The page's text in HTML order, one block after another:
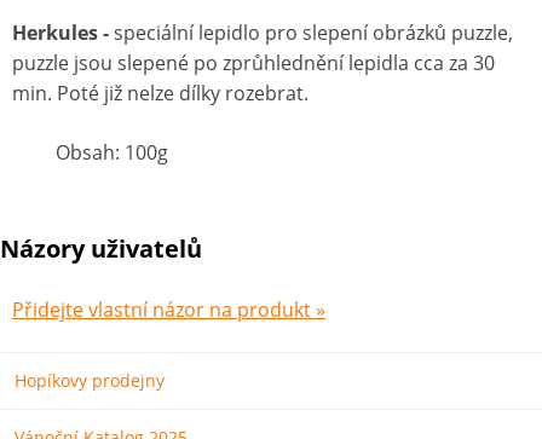
Herkules -speciální lepidlo pro slepení obrázků puzzle,
puzzle jsou slepené po zprůhlednění lepidla cca za 30
min. Poté již nelze dílky rozebrat.
Obsah: 100g
Názory uživatelů
Přidejte vlastní názor na produkt »
Hopíkovy prodejny